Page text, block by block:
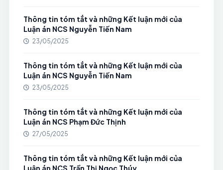
Thông tin tóm tắt và những Kết luận mới của
Luận án NCS Nguyễn Tiến Nam
23/05/2025
Thông tin tóm tắt và những Kết luận mới của
Luận án NCS Nguyễn Tiến Nam
23/05/2025
Thông tin tóm tắt và những Kết luận mới của
Luận án NCS Phạm Đức Thịnh
27/05/2025
Thông tin tóm tắt và những Kết luận mới của
Luận án NCS Trần Thị Ngọc Thúy